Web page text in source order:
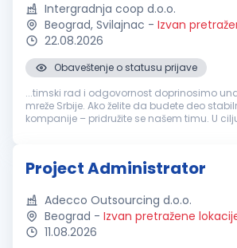
Intergradnja coop d.o.o.
Beograd, Svilajnac - Izvan
22.08.2026
Obaveštenje o statusu prijave
...timski rad i odgovornost doprinosimo
mreže Srbije. Ako želite da budete deo
kompanije – pridružite se našem timu. U
Project Administrator
Adecco Outsourcing d.o.o.
Beograd - Izvan pretražene
11.08.2026